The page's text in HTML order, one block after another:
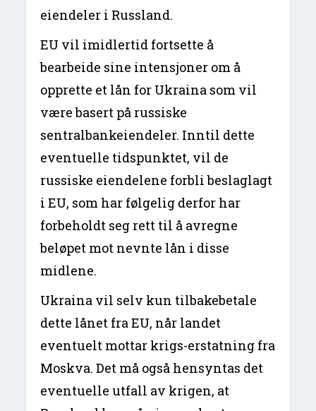
eiendeler i Russland.
EU vil imidlertid fortsette å
bearbeide sine intensjoner om å
opprette et lån for Ukraina som vil
være basert på russiske
sentralbankeiendeler. Inntil dette
eventuelle tidspunktet, vil de
russiske eiendelene forbli beslaglagt
i EU, som har følgelig derfor har
forbeholdt seg rett til å avregne
beløpet mot nevnte lån i disse
midlene.
Ukraina vil selv kun tilbakebetale
dette lånet fra EU, når landet
eventuelt mottar krigs-erstatning fra
Moskva. Det må også hensyntas det
eventuelle utfall av krigen, at